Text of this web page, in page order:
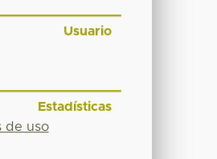
Usuario
Estadísticas
de uso